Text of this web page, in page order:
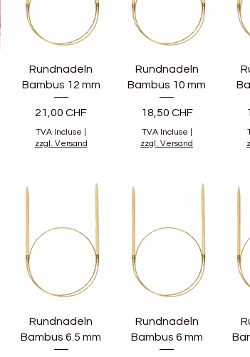
Rundnadeln
Bambus 12 mm
Prix
21,00 CHF
TVA Incluse
zzgl. Versand
Rundnadeln
Bambus 10 mm
Prix
18,50 CHF
TVA Incluse
zzgl. Versand
Rundnadeln
Bambus 6.5 mm
Rundnadeln
Bambus 6 mm